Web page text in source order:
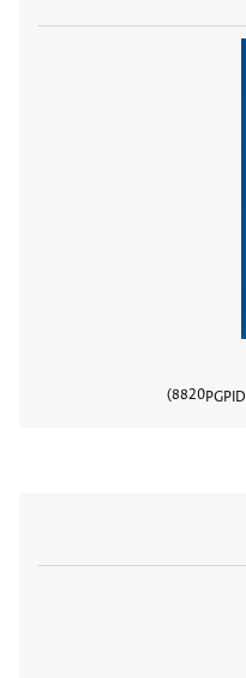
PGPID
8820